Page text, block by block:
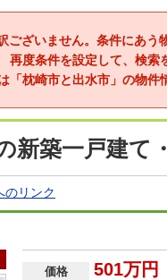
ございません。条件にあう
再度条件を設定して、検索
「枕崎市と出水市」の物件
新築一戸建て
のリンク
価格 501万円